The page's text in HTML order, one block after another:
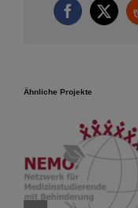
Facebook
X
Ähnliche Projekte